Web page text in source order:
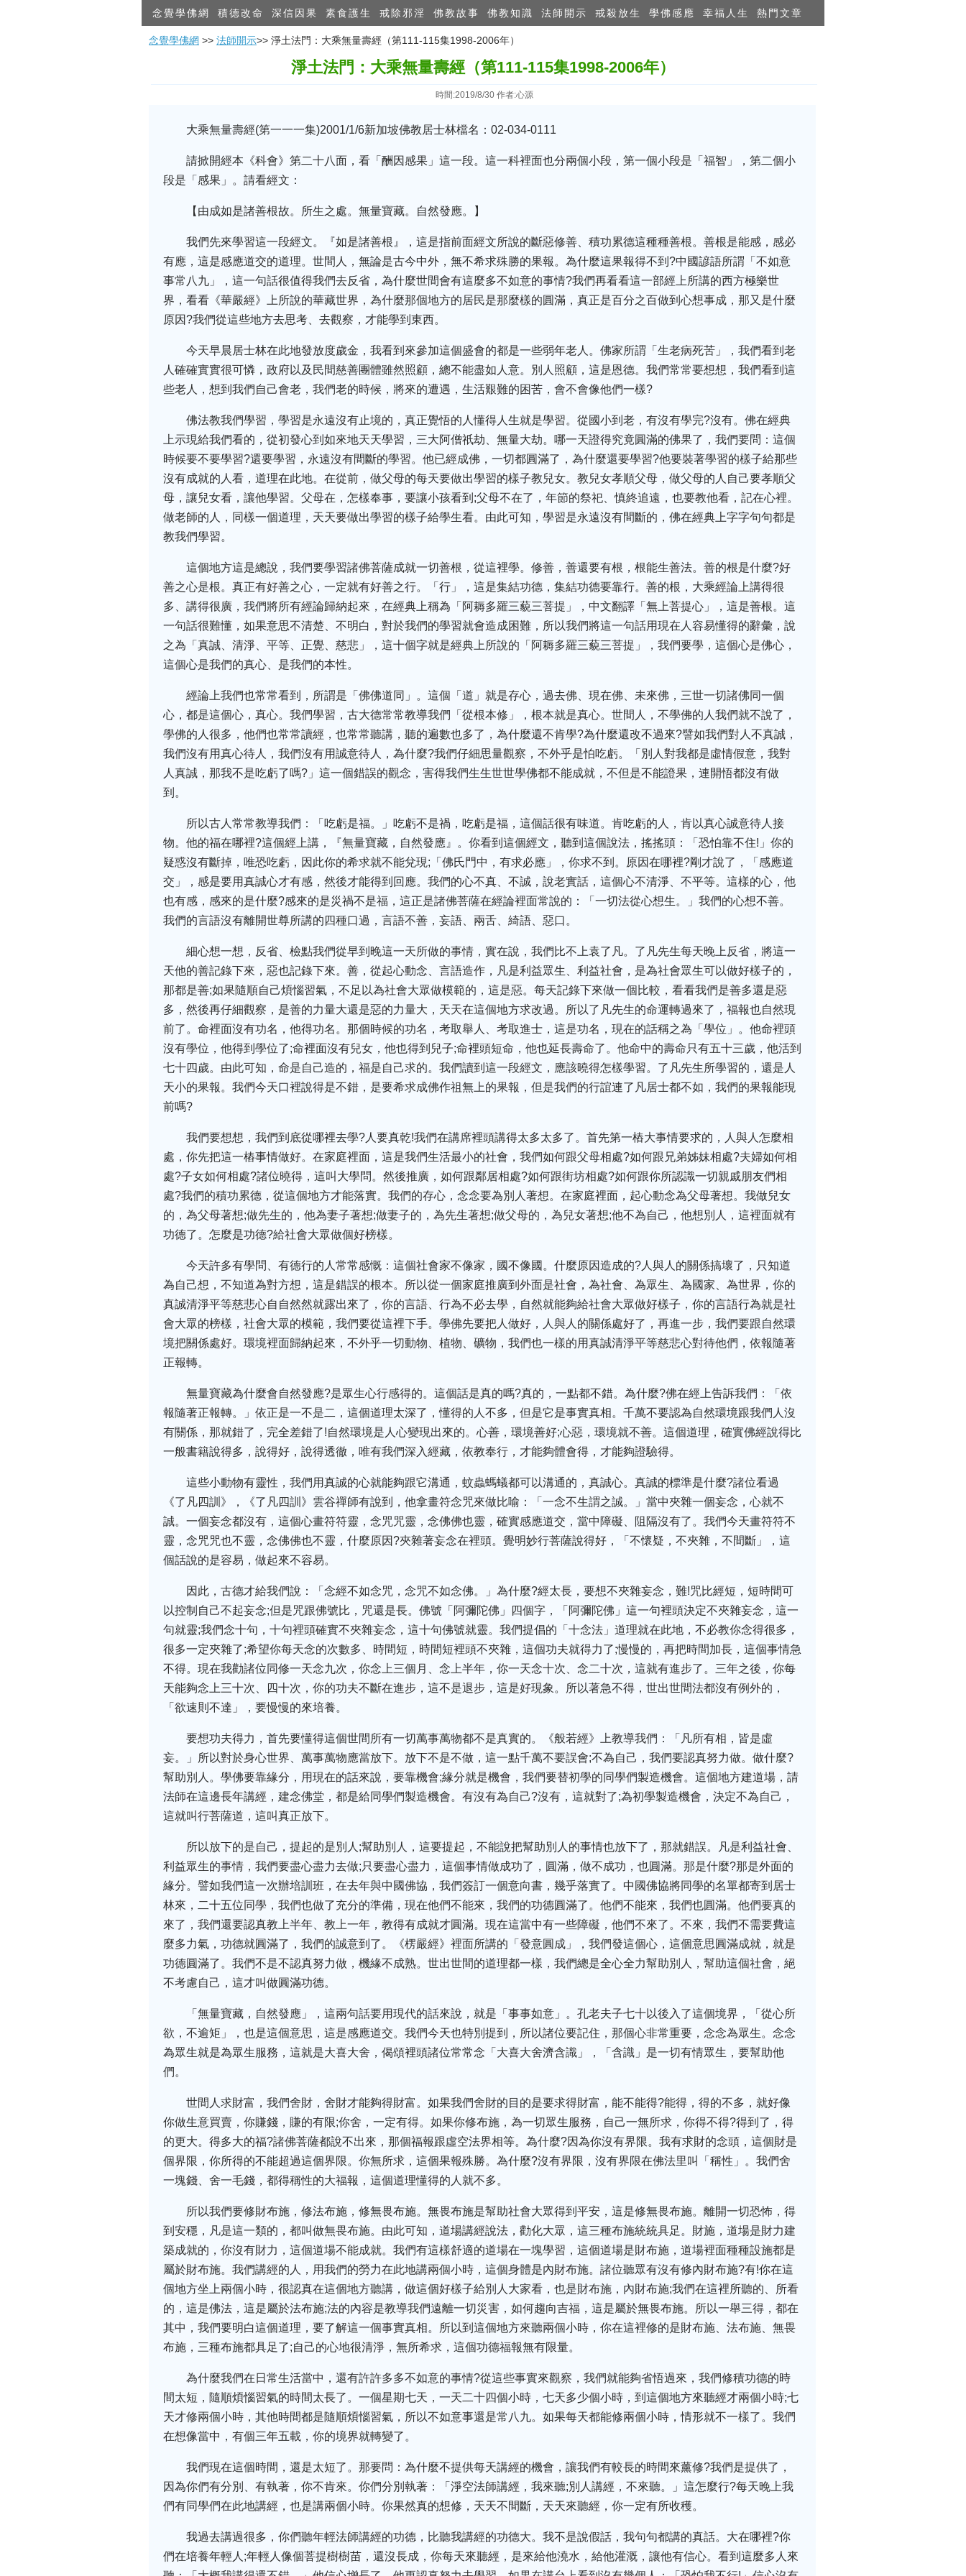
念覺學佛網 積德改命 深信因果 素食護生 戒除邪淫 佛教故事 佛教知識 法師開示 戒殺放生 學佛感應 幸福人生 熱門文章
念覺學佛網 >> 法師開示>> 淨土法門：大乘無量壽經（第111-115集1998-2006年）
淨土法門：大乘無量壽經（第111-115集1998-2006年）
時間:2019/8/30 作者:心源
大乘無量壽經(第一一一集)2001/1/6新加坡佛教居士林檔名：02-034-0111
請掀開經本《科會》第二十八面，看「酬因感果」這一段。這一科裡面也分兩個小段，第一個小段是「福智」，第二個小
段是「感果」。請看經文：
【由成如是諸善根故。所生之處。無量寶藏。自然發應。】
我們先來學習這一段經文。『如是諸善根』，這是指前面經文所說的斷惡修善、積功累德這種種善根。善根是能感，感必
有應，這是感應道交的道理。世間人，無論是古今中外，無不希求殊勝的果報。為什麼這果報得不到?中國諺語所謂「不如意
事常八九」，這一句話很值得我們去反省，為什麼世間會有這麼多不如意的事情?我們再看看這一部經上所講的西方極樂世
界，看看《華嚴經》上所說的華藏世界，為什麼那個地方的居民是那麼樣的圓滿，真正是百分之百做到心想事成，那又是什麼
原因?我們從這些地方去思考、去觀察，才能學到東西。
今天早晨居士林在此地發放度歲金，我看到來參加這個盛會的都是一些弱年老人。佛家所謂「生老病死苦」，我們看到老
人確確實實很可憐，政府以及民間慈善團體雖然照顧，總不能盡如人意。別人照顧，這是恩德。我們常常要想想，我們看到這
些老人，想到我們自己會老，我們老的時候，將來的遭遇，生活艱難的困苦，會不會像他們一樣?
佛法教我們學習，學習是永遠沒有止境的，真正覺悟的人懂得人生就是學習。從國小到老，有沒有學完?沒有。佛在經典
上示現給我們看的，從初發心到如來地天天學習，三大阿僧祇劫、無量大劫。哪一天證得究竟圓滿的佛果了，我們要問：這個
時候要不要學習?還要學習，永遠沒有間斷的學習。他已經成佛，一切都圓滿了，為什麼還要學習?他要裝著學習的樣子給那些
沒有成就的人看，道理在此地。在從前，做父母的每天要做出學習的樣子教兒女。教兒女孝順父母，做父母的人自己要孝順父
母，讓兒女看，讓他學習。父母在，怎樣奉事，要讓小孩看到;父母不在了，年節的祭祀、慎終追遠，也要教他看，記在心裡。
做老師的人，同樣一個道理，天天要做出學習的樣子給學生看。由此可知，學習是永遠沒有間斷的，佛在經典上字字句句都是
教我們學習。
這個地方這是總說，我們要學習諸佛菩薩成就一切善根，從這裡學。修善，善還要有根，根能生善法。善的根是什麼?好
善之心是根。真正有好善之心，一定就有好善之行。「行」，這是集結功德，集結功德要靠行。善的根，大乘經論上講得很
多、講得很廣，我們將所有經論歸納起來，在經典上稱為「阿耨多羅三藐三菩提」，中文翻譯「無上菩提心」，這是善根。這
一句話很難懂，如果意思不清楚、不明白，對於我們的學習就會造成困難，所以我們將這一句話用現在人容易懂得的辭彙，說
之為「真誠、清淨、平等、正覺、慈悲」，這十個字就是經典上所說的「阿耨多羅三藐三菩提」，我們要學，這個心是佛心，
這個心是我們的真心、是我們的本性。
經論上我們也常常看到，所謂是「佛佛道同」。這個「道」就是存心，過去佛、現在佛、未來佛，三世一切諸佛同一個
心，都是這個心，真心。我們學習，古大德常常教導我們「從根本修」，根本就是真心。世間人，不學佛的人我們就不說了，
學佛的人很多，他們也常常讀經，也常常聽講，聽的遍數也多了，為什麼還不肯學?為什麼還改不過來?譬如我們對人不真誠，
我們沒有用真心待人，我們沒有用誠意待人，為什麼?我們仔細思量觀察，不外乎是怕吃虧。「別人對我都是虛情假意，我對
人真誠，那我不是吃虧了嗎?」這一個錯誤的觀念，害得我們生生世世學佛都不能成就，不但是不能證果，連開悟都沒有做
到。
所以古人常常教導我們：「吃虧是福。」吃虧不是禍，吃虧是福，這個話很有味道。肯吃虧的人，肯以真心誠意待人接
物。他的福在哪裡?這個經上講，『無量寶藏，自然發應』。你看到這個經文，聽到這個說法，搖搖頭：「恐怕靠不住!」你的
疑惑沒有斷掉，唯恐吃虧，因此你的希求就不能兌現;「佛氏門中，有求必應」，你求不到。原因在哪裡?剛才說了，「感應道
交」，感是要用真誠心才有感，然後才能得到回應。我們的心不真、不誠，說老實話，這個心不清淨、不平等。這樣的心，他
也有感，感來的是什麼?感來的是災禍不是福，這正是諸佛菩薩在經論裡面常說的：「一切法從心想生。」我們的心想不善。
我們的言語沒有離開世尊所講的四種口過，言語不善，妄語、兩舌、綺語、惡口。
細心想一想，反省、檢點我們從早到晚這一天所做的事情，實在說，我們比不上袁了凡。了凡先生每天晚上反省，將這一
天他的善記錄下來，惡也記錄下來。善，從起心動念、言語造作，凡是利益眾生、利益社會，是為社會眾生可以做好樣子的，
那都是善;如果隨順自己煩惱習氣，不足以為社會大眾做模範的，這是惡。每天記錄下來做一個比較，看看我們是善多還是惡
多，然後再仔細觀察，是善的力量大還是惡的力量大，天天在這個地方求改過。所以了凡先生的命運轉過來了，福報也自然現
前了。命裡面沒有功名，他得功名。那個時候的功名，考取舉人、考取進士，這是功名，現在的話稱之為「學位」。他命裡頭
沒有學位，他得到學位了;命裡面沒有兒女，他也得到兒子;命裡頭短命，他也延長壽命了。他命中的壽命只有五十三歲，他活到
七十四歲。由此可知，命是自己造的，福是自己求的。我們讀到這一段經文，應該曉得怎樣學習。了凡先生所學習的，還是人
天小的果報。我們今天口裡說得是不錯，是要希求成佛作祖無上的果報，但是我們的行誼連了凡居士都不如，我們的果報能現
前嗎?
我們要想想，我們到底從哪裡去學?人要真乾!我們在講席裡頭講得太多太多了。首先第一樁大事情要求的，人與人怎麼相
處，你先把這一樁事情做好。在家庭裡面，這是我們生活最小的社會，我們如何跟父母相處?如何跟兄弟姊妹相處?夫婦如何相
處?子女如何相處?諸位曉得，這叫大學問。然後推廣，如何跟鄰居相處?如何跟街坊相處?如何跟你所認識一切親戚朋友們相
處?我們的積功累德，從這個地方才能落實。我們的存心，念念要為別人著想。在家庭裡面，起心動念為父母著想。我做兒女
的，為父母著想;做先生的，他為妻子著想;做妻子的，為先生著想;做父母的，為兒女著想;他不為自己，他想別人，這裡面就有
功德了。怎麼是功德?給社會大眾做個好榜樣。
今天許多有學問、有德行的人常常感慨：這個社會家不像家，國不像國。什麼原因造成的?人與人的關係搞壞了，只知道
為自己想，不知道為對方想，這是錯誤的根本。所以從一個家庭推廣到外面是社會，為社會、為眾生、為國家、為世界，你的
真誠清淨平等慈悲心自自然然就露出來了，你的言語、行為不必去學，自然就能夠給社會大眾做好樣子，你的言語行為就是社
會大眾的榜樣，社會大眾的模範，我們要從這裡下手。學佛先要把人做好，人與人的關係處好了，再進一步，我們要跟自然環
境把關係處好。環境裡面歸納起來，不外乎一切動物、植物、礦物，我們也一樣的用真誠清淨平等慈悲心對待他們，依報隨著
正報轉。
無量寶藏為什麼會自然發應?是眾生心行感得的。這個話是真的嗎?真的，一點都不錯。為什麼?佛在經上告訴我們：「依
報隨著正報轉。」依正是一不是二，這個道理太深了，懂得的人不多，但是它是事實真相。千萬不要認為自然環境跟我們人沒
有關係，那就錯了，完全差錯了!自然環境是人心變現出來的。心善，環境善好;心惡，環境就不善。這個道理，確實佛經說得比
一般書籍說得多，說得好，說得透徹，唯有我們深入經藏，依教奉行，才能夠體會得，才能夠證驗得。
這些小動物有靈性，我們用真誠的心就能夠跟它溝通，蚊蟲螞蟻都可以溝通的，真誠心。真誠的標準是什麼?諸位看過
《了凡四訓》，《了凡四訓》雲谷禪師有說到，他拿畫符念咒來做比喻：「一念不生謂之誠。」當中夾雜一個妄念，心就不
誠。一個妄念都沒有，這個心畫符符靈，念咒咒靈，念佛佛也靈，確實感應道交，當中障礙、阻隔沒有了。我們今天畫符符不
靈，念咒咒也不靈，念佛佛也不靈，什麼原因?夾雜著妄念在裡頭。覺明妙行菩薩說得好，「不懷疑，不夾雜，不間斷」，這
個話說的是容易，做起來不容易。
因此，古德才給我們說：「念經不如念咒，念咒不如念佛。」為什麼?經太長，要想不夾雜妄念，難!咒比經短，短時間可
以控制自己不起妄念;但是咒跟佛號比，咒還是長。佛號「阿彌陀佛」四個字，「阿彌陀佛」這一句裡頭決定不夾雜妄念，這一
句就靈;我們念十句，十句裡頭確實不夾雜妄念，這十句佛號就靈。我們提倡的「十念法」道理就在此地，不必教你念得很多，
很多一定夾雜了;希望你每天念的次數多、時間短，時間短裡頭不夾雜，這個功夫就得力了;慢慢的，再把時間加長，這個事情急
不得。現在我勸諸位同修一天念九次，你念上三個月、念上半年，你一天念十次、念二十次，這就有進步了。三年之後，你每
天能夠念上三十次、四十次，你的功夫不斷在進步，這不是退步，這是好現象。所以著急不得，世出世間法都沒有例外的，
「欲速則不達」，要慢慢的來培養。
要想功夫得力，首先要懂得這個世間所有一切萬事萬物都不是真實的。《般若經》上教導我們：「凡所有相，皆是虛
妄。」所以對於身心世界、萬事萬物應當放下。放下不是不做，這一點千萬不要誤會;不為自己，我們要認真努力做。做什麼?
幫助別人。學佛要靠緣分，用現在的話來說，要靠機會;緣分就是機會，我們要替初學的同學們製造機會。這個地方建道場，請
法師在這邊長年講經，建念佛堂，都是給同學們製造機會。有沒有為自己?沒有，這就對了;為初學製造機會，決定不為自己，
這就叫行菩薩道，這叫真正放下。
所以放下的是自己，提起的是別人;幫助別人，這要提起，不能說把幫助別人的事情也放下了，那就錯誤。凡是利益社會、
利益眾生的事情，我們要盡心盡力去做;只要盡心盡力，這個事情做成功了，圓滿，做不成功，也圓滿。那是什麼?那是外面的
緣分。譬如我們這一次辦培訓班，在去年與中國佛協，我們簽訂一個意向書，幾乎落實了。中國佛協將同學的名單都寄到居士
林來，二十五位同學，我們也做了充分的準備，現在他們不能來，我們的功德圓滿了。他們不能來，我們也圓滿。他們要真的
來了，我們還要認真教上半年、教上一年，教得有成就才圓滿。現在這當中有一些障礙，他們不來了。不來，我們不需要費這
麼多力氣，功德就圓滿了，我們的誠意到了。《楞嚴經》裡面所講的「發意圓成」，我們發這個心，這個意思圓滿成就，就是
功德圓滿了。我們不是不認真努力做，機緣不成熟。世出世間的道理都一樣，我們總是全心全力幫助別人，幫助這個社會，絕
不考慮自己，這才叫做圓滿功德。
「無量寶藏，自然發應」，這兩句話要用現代的話來說，就是「事事如意」。孔老夫子七十以後入了這個境界，「從心所
欲，不逾矩」，也是這個意思，這是感應道交。我們今天也特別提到，所以諸位要記住，那個心非常重要，念念為眾生。念念
為眾生就是為眾生服務，這就是大喜大舍，偈頌裡頭諸位常常念「大喜大舍濟含識」，「含識」是一切有情眾生，要幫助他
們。
世間人求財富，我們舍財，舍財才能夠得財富。如果我們舍財的目的是要求得財富，能不能得?能得，得的不多，就好像
你做生意買賣，你賺錢，賺的有限;你舍，一定有得。如果你修布施，為一切眾生服務，自己一無所求，你得不得?得到了，得
的更大。得多大的福?諸佛菩薩都說不出來，那個福報跟虛空法界相等。為什麼?因為你沒有界限。我有求財的念頭，這個財是
個界限，你所得的不能超過這個界限。你無所求，這個果報殊勝。為什麼?沒有界限，沒有界限在佛法里叫「稱性」。我們舍
一塊錢、舍一毛錢，都得稱性的大福報，這個道理懂得的人就不多。
所以我們要修財布施，修法布施，修無畏布施。無畏布施是幫助社會大眾得到平安，這是修無畏布施。離開一切恐怖，得
到安穩，凡是這一類的，都叫做無畏布施。由此可知，道場講經說法，勸化大眾，這三種布施統統具足。財施，道場是財力建
築成就的，你沒有財力，這個道場不能成就。我們有這樣舒適的道場在一塊學習，這個道場是財布施，道場裡面種種設施都是
屬於財布施。我們講經的人，用我們的勞力在此地講兩個小時，這個身體是內財布施。諸位聽眾有沒有修內財布施?有!你在這
個地方坐上兩個小時，很認真在這個地方聽講，做這個好樣子給別人大家看，也是財布施，內財布施;我們在這裡所聽的、所看
的，這是佛法，這是屬於法布施;法的內容是教導我們遠離一切災害，如何趨向吉福，這是屬於無畏布施。所以一舉三得，都在
其中，我們要明白這個道理，要了解這一個事實真相。所以到這個地方來聽兩個小時，你在這裡修的是財布施、法布施、無畏
布施，三種布施都具足了;自己的心地很清淨，無所希求，這個功德福報無有限量。
為什麼我們在日常生活當中，還有許許多多不如意的事情?從這些事實來觀察，我們就能夠省悟過來，我們修積功德的時
間太短，隨順煩惱習氣的時間太長了。一個星期七天，一天二十四個小時，七天多少個小時，到這個地方來聽經才兩個小時;七
天才修兩個小時，其他時間都是隨順煩惱習氣，所以不如意事還是常八九。如果每天都能修兩個小時，情形就不一樣了。我們
在想像當中，有個三年五載，你的境界就轉變了。
我們現在這個時間，還是太短了。那要問：為什麼不提供每天講經的機會，讓我們有較長的時間來薰修?我們是提供了，
因為你們有分別、有執著，你不肯來。你們分別執著：「淨空法師講經，我來聽;別人講經，不來聽。」這怎麼行?每天晚上我
們有同學們在此地講經，也是講兩個小時。你果然真的想修，天天不間斷，天天來聽經，你一定有所收穫。
我過去講過很多，你們聽年輕法師講經的功德，比聽我講經的功德大。我不是說假話，我句句都講的真話。大在哪裡?你
們在培養年輕人;年輕人像個菩提樹樹苗，還沒長成，你每天來聽經，是來給他澆水，給他灌溉，讓他有信心。看到這麼多人來